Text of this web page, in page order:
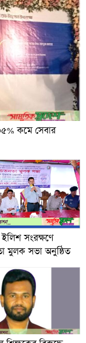
কমে সেবার
সংরক্ষণে
মুলক সভা অনুষ্ঠিত